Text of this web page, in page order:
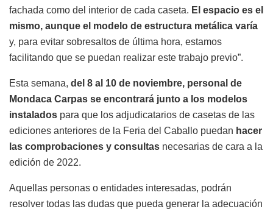
fachada como del interior de cada caseta. El espacio es el
mismo, aunque el modelo de estructura metálica varía
y, para evitar sobresaltos de última hora, estamos
facilitando que se puedan realizar este trabajo previo”.
Esta semana, del 8 al 10 de noviembre, personal de
Mondaca Carpas se encontrará junto a los modelos
instalados para que los adjudicatarios de casetas de las
ediciones anteriores de la Feria del Caballo puedan hacer
las comprobaciones y consultas necesarias de cara a la
edición de 2022.
Aquellas personas o entidades interesadas, podrán
resolver todas las dudas que pueda generar la adecuación